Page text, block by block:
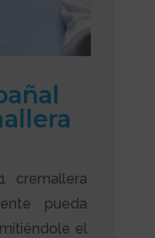
cremallera
pueda
el